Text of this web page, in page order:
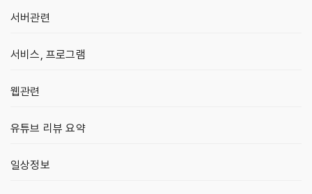
서버관련
서비스, 프로그램
웹관련
유튜브 리뷰 요약
일상정보